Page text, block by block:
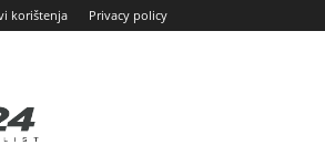
korištenja Privacy policy